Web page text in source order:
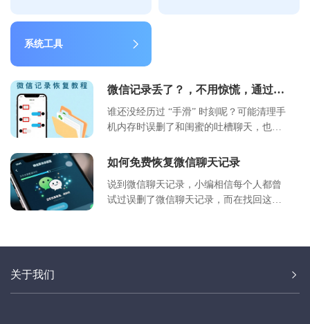
系统工具
微信记录丢了？，不用惊慌，通过这
个软件可以完整恢复回来！！
谁还没经历过 “手滑” 时刻呢？可能清理手
机内存时误删了和闺蜜的吐槽聊天，也可
息，翻遍微信聊天列表都找不到时，总忍
用好哈苹果数据恢复大师，三种恢复方式
总能帮你找回需要的微信记录，操作也没
如何免费恢复微信聊天记录
说到微信聊天记录，小编相信每个人都曾
试过误删了微信聊天记录，而在找回这些
甚至有很多人浪费了很多金钱受骗上当了
强大的恢复软件
关于我们